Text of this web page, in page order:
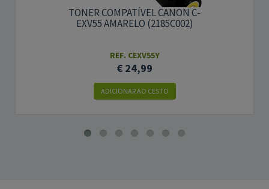
TONER COMPATÍVEL CANON C-
EXV55 AMARELO (2185C002)
REF. CEXV55Y
€ 24,99
ADICIONAR AO CESTO